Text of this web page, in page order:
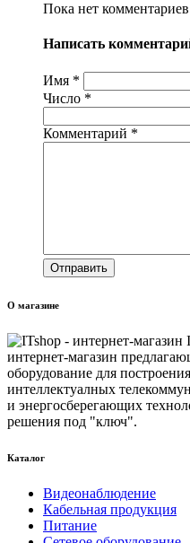
Пока нет комментариев
Написать
Имя *
Число *
Комментарий *
О магазине
интернет-магазин
оборудование для
интеллектуалных
и энергосберегающих
решения под "ключ".
Каталог
Видеонаблюдение
Кабельная продукция
Питание